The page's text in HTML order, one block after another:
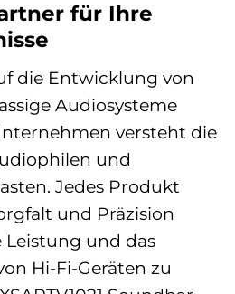
für Ihre
die Entwicklung von
Audiosysteme
versteht die
und
Jedes Produkt
und Präzision
und das
Hi-Fi-Geräten zu